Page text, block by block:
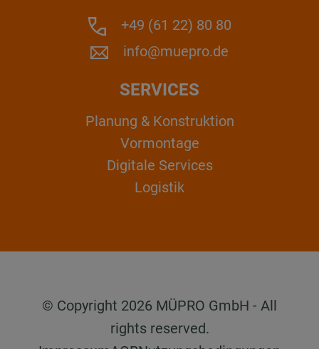
+49 (61 22) 80 80
info@muepro.de
SERVICES
Planung & Konstruktion
Vormontage
Digitale Services
Logistik
© Copyright 2026 MÜPRO GmbH - All
rights reserved.